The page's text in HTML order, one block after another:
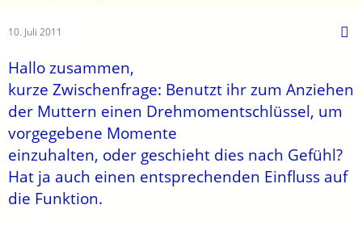
10. Juli 2011
Hallo zusammen,
kurze Zwischenfrage: Benutzt ihr zum Anziehen
der Muttern einen Drehmomentschlüssel, um
vorgegebene Momente
einzuhalten, oder geschieht dies nach Gefühl?
Hat ja auch einen entsprechenden Einfluss auf
die Funktion.